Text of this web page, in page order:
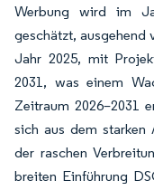
Werbung wird im
geschätzt, ausgehend
Jahr 2025, mit
2031, was einem
Zeitraum 2026–2031
sich aus dem starken
der raschen
breiten Einführung